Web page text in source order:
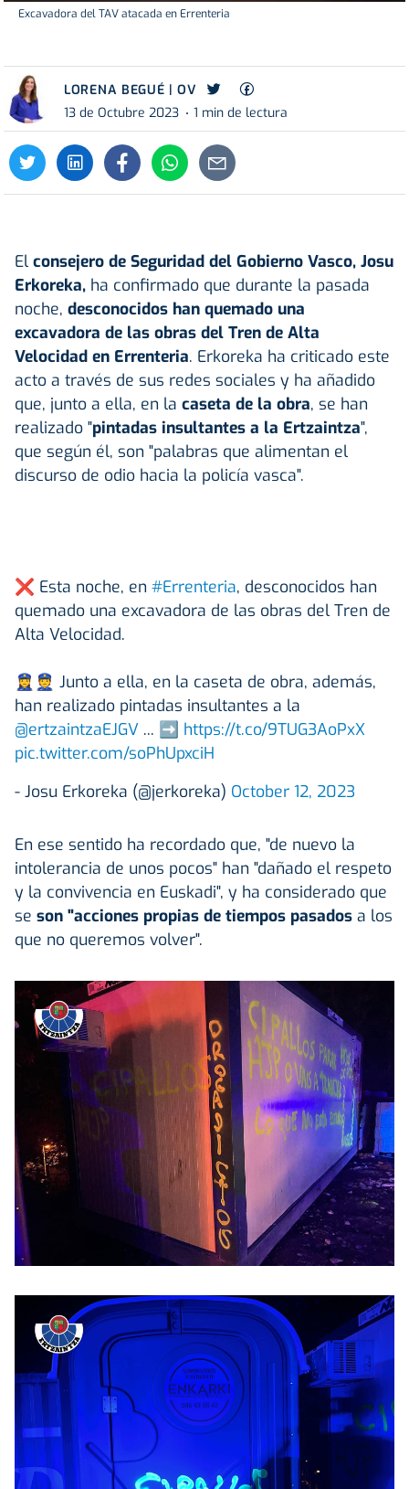
Excavadora del TAV atacada en Errenteria
LORENA BEGUÉ | OV
13 de Octubre 2023
1 min de lectura
El consejero de Seguridad del Gobierno Vasco, Josu
Erkoreka, ha confirmado que durante la pasada
noche, desconocidos han quemado una
excavadora de las obras del Tren de Alta
Velocidad en Errenteria. Erkoreka ha criticado este
acto a través de sus redes sociales y ha añadido
que, junto a ella, en la caseta de la obra, se han
realizado "pintadas insultantes a la Ertzaintza",
que según él, son "palabras que alimentan el
discurso de odio hacia la policía vasca".
❌ Esta noche, en #Errenteria, desconocidos han
quemado una excavadora de las obras del Tren de
Alta Velocidad.
👮‍♀️👮 Junto a ella, en la caseta de obra, además,
han realizado pintadas insultantes a la
@ertzaintzaEJGV ... ➡ https://t.co/9TUG3AoPxX
pic.twitter.com/soPhUpxciH
- Josu Erkoreka (@jerkoreka) October 12, 2023
En ese sentido ha recordado que, "de nuevo la
intolerancia de unos pocos" han "dañado el respeto
y la convivencia en Euskadi", y ha considerado que
se son "acciones propias de tiempos pasados a los
que no queremos volver".